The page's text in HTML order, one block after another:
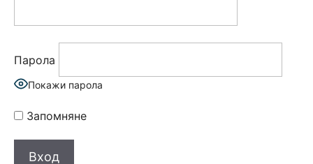
Парола
Покажи парола
Запомняне